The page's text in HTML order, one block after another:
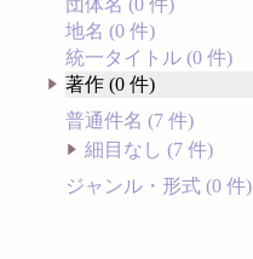
団体名 (0 件)
地名 (0 件)
統一タイトル (0 件)
著作 (0 件)
普通件名 (7 件)
細目なし (7 件)
ジャンル・形式 (0 件)